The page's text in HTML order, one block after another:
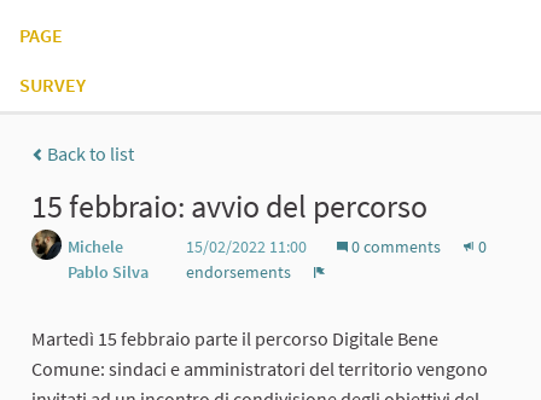
PAGE
SURVEY
Back to list
15 febbraio: avvio del percorso
Michele
Pablo Silva
15/02/2022 11:00 0 comments
0
endorsements
Martedì 15 febbraio parte il percorso Digitale Bene
Comune: sindaci e amministratori del territorio vengono